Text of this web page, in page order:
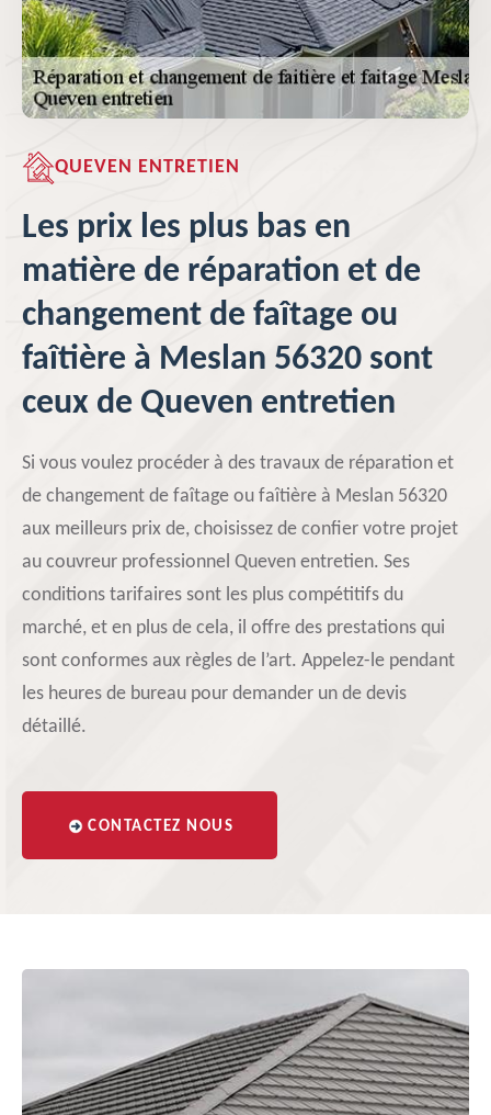
QUEVEN ENTRETIEN
Les prix les plus bas en
matière de réparation et de
changement de faîtage ou
faîtière à Meslan 56320 sont
ceux de Queven entretien
Si vous voulez procéder à des travaux de réparation et
de changement de faîtage ou faîtière à Meslan 56320
aux meilleurs prix de, choisissez de confier votre projet
au couvreur professionnel Queven entretien. Ses
conditions tarifaires sont les plus compétitifs du
marché, et en plus de cela, il offre des prestations qui
sont conformes aux règles de l’art. Appelez-le pendant
les heures de bureau pour demander un de devis
détaillé.
CONTACTEZ NOUS